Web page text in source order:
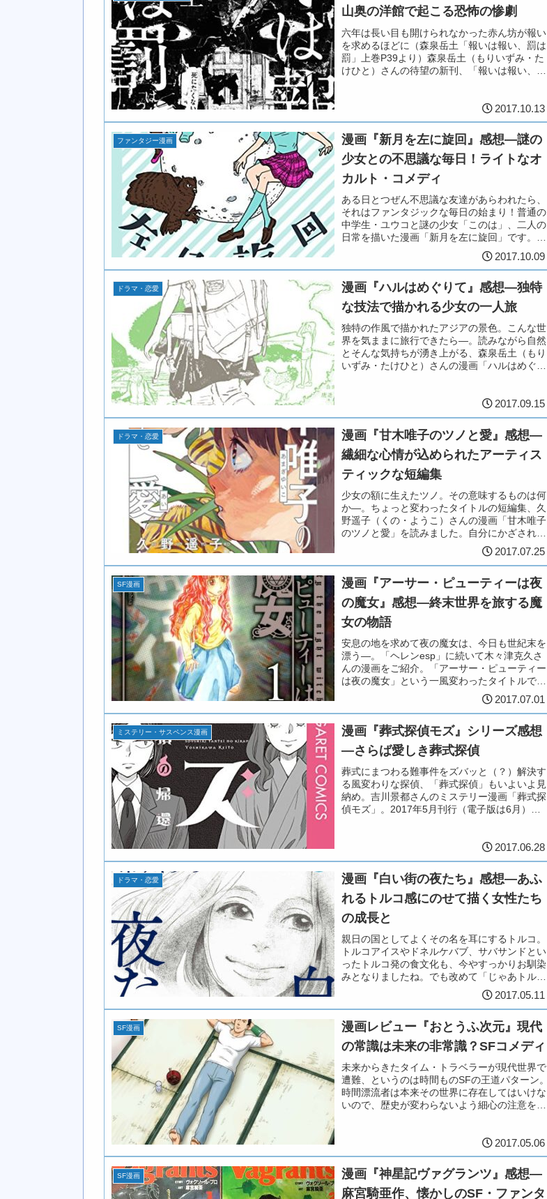
山奥の洋館で起こる恐怖の惨劇
六年は長い目も開けられなかった赤ん坊が報い
を求めるほどに（森泉岳土「報いは報い、罰は
罰」上巻P39より）森泉岳土（もりいずみ・た
けひと）さんの待望の新刊、「報いは報い、罰
2017.10.13
ファンタジー漫画
漫画『新月を左に旋回』感想―謎の
少女との不思議な毎日！ライトなオ
カルト・コメディ
ある日とつぜん不思議な友達があらわれたら、
それはファンタジックな毎日の始まり！普通の
中学生・ユウコと謎の少女「このは」、二人の
日常を描いた漫画「新月を左に旋回」です。作
者はポップでライトな絵柄が魅力の衿沢世衣子
（えりさわ・せいこ）さん。個人...
2017.10.09
ドラマ・恋愛
漫画『ハルはめぐりて』感想―独特
な技法で描かれる少女の一人旅
独特の作風で描かれたアジアの景色。こんな世
界を気ままに旅行できたら―。読みながら自然
とそんな気持ちが湧き上がる、森泉岳土（もり
いずみ・たけひと）さんの漫画「ハルはめぐり
2017.09.15
ドラマ・恋愛
漫画『甘木唯子のツノと愛』感想―
繊細な心情が込められたアーティス
ティックな短編集
少女の額に生えたツノ。その意味するものは何
か―。ちょっと変わったタイトルの短編集、久
野遥子（くの・ようこ）さんの漫画「甘木唯子
のツノと愛」を読みました。自分にかざされる
手のひらを見上げる少女。その額には角状の突
2017.07.25
SF漫画
漫画『アーサー・ピューティーは夜
の魔女』感想―終末世界を旅する魔
女の物語
安息の地を求めて夜の魔女は、今日も世紀末を
漂う―。「ヘレンesp」に続いて木々津克久さ
んの漫画をご紹介。「アーサー・ピューティー
は夜の魔女」という一風変わったタイトルで
す。カバーでは、赤毛の女性が路上で何やら追
い詰められているようで…？なお...
2017.07.01
ミステリー・サスペンス漫画
漫画『葬式探偵モズ』シリーズ感想
―さらば愛しき葬式探偵
葬式にまつわる難事件をズバッと（？）解決す
る風変わりな探偵、「葬式探偵」もいよいよ見
納め。吉川景都さんのミステリー漫画「葬式探
偵モズ」。2017年5月刊行（電子版は6月）の
2017.06.28
ドラマ・恋愛
漫画『白い街の夜たち』感想―あふ
れるトルコ感にのせて描く女性たち
の成長と
親日の国としてよくその名を耳にするトルコ。
トルコアイスやドネルケバブ、サバサンドとい
ったトルコ発の食文化も、今やすっかりお馴染
みとなりましたね。でも改めて「じゃあトルコ
の特徴って何？」と聞かれると、ちょっと詰ま
ってしまいます。大統領の権限な...
2017.05.11
SF漫画
漫画レビュー『おとうふ次元』現代
の常識は未来の非常識？SFコメディ
未来からきたタイム・トラベラーが現代世界で
遭難、というのは時間ものSFの王道パターン。
時間漂流者は本来その世界に存在してはいけな
いので、歴史が変わらないよう細心の注意を払
2017.05.06
SF漫画
漫画『神星記ヴァグランツ』感想―
麻宮騎亜作、懐かしのSF・ファンタ